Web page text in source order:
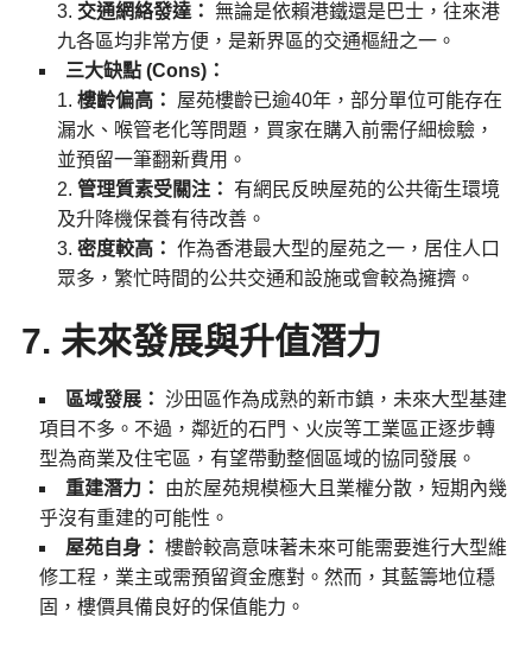
交通網絡發達： 無論是依賴港鐵還是巴士，往來港
九各區均非常方便，是新界區的交通樞紐之一。
三大缺點 (Cons)：
樓齡偏高：
屋苑樓齡已逾40年，部分單位可能存在
漏水、喉管老化等問題，買家在購入前需仔細檢驗，
並預留一筆翻新費用。
管理質素受關注： 有網民反映屋苑的公共衛生環境
及升降機保養有待改善。
密度較高： 作為香港最大型的屋苑之一，居住人口
眾多，繁忙時間的公共交通和設施或會較為擁擠。
7. 未來發展與升值潛力
區域發展：
沙田區作為成熟的新市鎮，未來大型基建
項目不多。不過，鄰近的石門、火炭等工業區正逐步轉
型為商業及住宅區，有望帶動整個區域的協同發展。
重建潛力：
由於屋苑規模極大且業權分散，短期內幾
乎沒有重建的可能性。
屋苑自身： 樓齡較高意味著未來可能需要進行大型維
修工程，業主或需預留資金應對。然而，其藍籌地位穩
固，樓價具備良好的保值能力。